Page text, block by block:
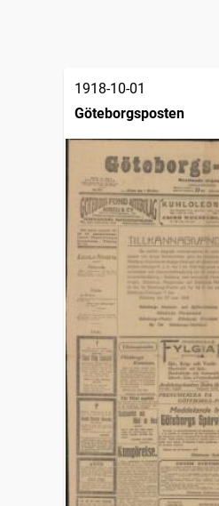
1918-10-01
Göteborgsposten